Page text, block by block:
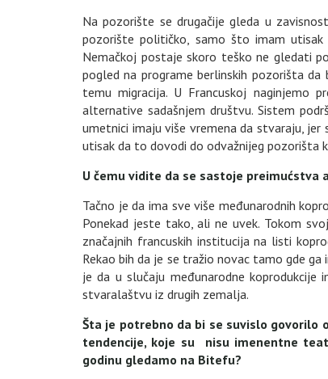
Na pozorište se drugačije gleda u
pozorište političko, samo što imam
Nemačkoj postaje skoro teško ne gledati
pogled na programe berlinskih pozorišta
temu migracija. U Francuskoj
alternative sadašnjem društvu. Sistem
umetnici imaju više vremena da stvaraju, jer
utisak da to dovodi do odvažnijeg pozorišta
U čemu vidite da se sastoje preimućstva
Tačno je da ima sve više međunarodnih
Ponekad jeste tako, ali ne uvek. Tokom
značajnih francuskih institucija na listi
Rekao bih da je se tražio novac tamo gde
je da u slučaju međunarodne koprodukcije
stvaralaštvu iz drugih zemalja.
Šta je potrebno da bi se suvislo govorilo
tendencije, koje su nisu imenentne
godinu gledamo na Bitefu?